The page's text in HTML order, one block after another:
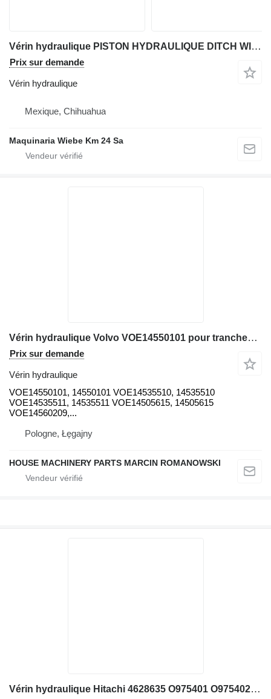
Vérin hydraulique PISTON HYDRAULIQUE DITCH WITCH 8020T pour trancheuse Ditch-Witch 8020T
Prix sur demande
Vérin hydraulique
Mexique, Chihuahua
Maquinaria Wiebe Km 24 Sa
Vérin hydraulique Volvo VOE14550101 pour trancheuse Volvo EC460, EC460BLC, EC700, EC700BLC
Prix sur demande
Vérin hydraulique
VOE14550101, 14550101 VOE14535510, 14535510
VOE14535511, 14535511 VOE14505615, 14505615
VOE14560209,...
Pologne, Łęgajny
HOUSE MACHINERY PARTS MARCIN ROMANOWSKI
Vérin hydraulique Hitachi 4628635 O975401 O975402 4628636 O975001 O975002 4643260 O976001 O976002 pour trancheuse Hitachi ZX350-3LCH